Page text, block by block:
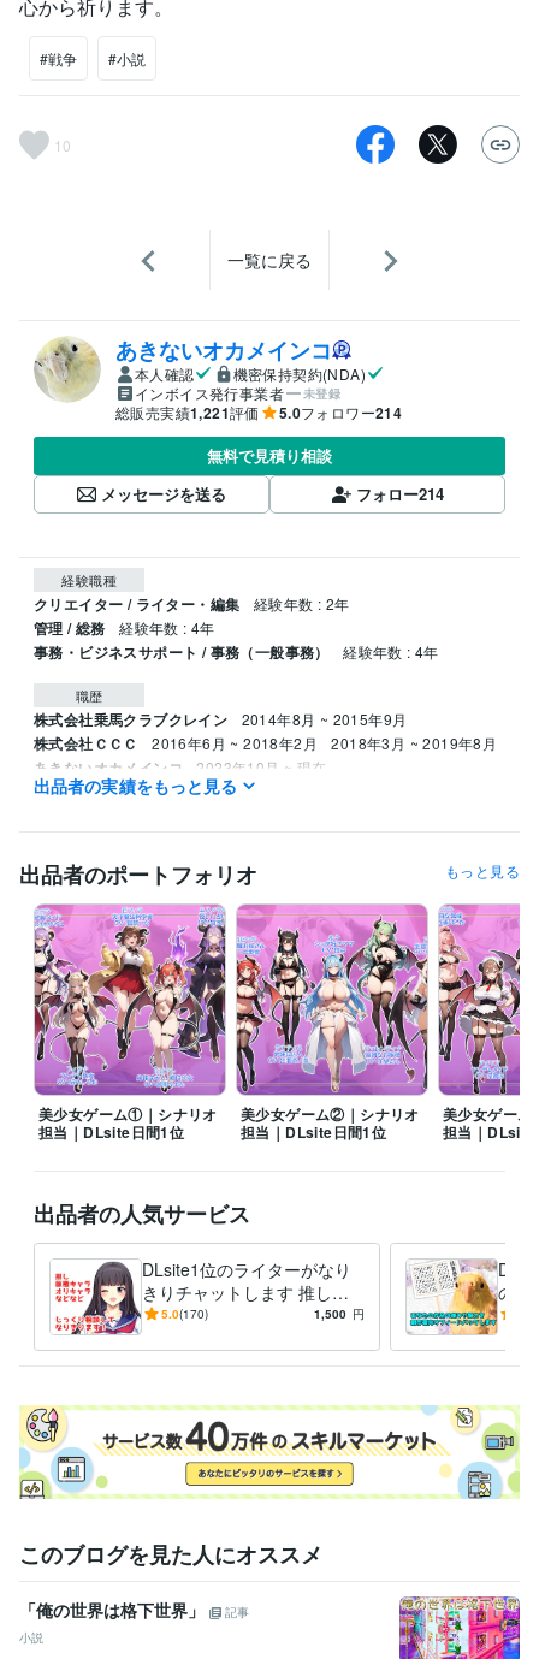
心から祈ります。
#戦争 #小説
10
一覧に戻る
あきないオカメインコ
本人確認
機密保持契約(NDA)
インボイス発行事業者
未登録
総販売実績1,221評価 5.0フォロワー214
無料で見積り相談
メッセージを送る
フォロー214
経験職種
クリエイター / ライター・編集 経験年数 : 2年
管理 / 総務 経験年数 : 4年
事務・ビジネスサポート / 事務（一般事務） 経験年数 : 4年
職歴
株式会社乗馬クラブクレイン 2014年8月 ~ 2015年9月
株式会社ＣＣＣ 2016年6月 ~ 2018年2月 2018年3月 ~ 2019年8月
あきないオカメインコ 2023年10月 ~ 現在
美少女小説(執筆協力)　ハーメルン日間ランキング　1位 シナリオ
CG作品　FANZA24時間ランキング2位
シナリオ担当美少女CG作
品　FANZA週間ランキング　6位 シナリオ担当美少女ゲーム　FANZ
A週間ランキング　3位 シナリオ担当美少女ゲーム　FANZA週間ラン
キング　7位 シナリオ担当美少女ゲーム　FANZA24時間ランキング1
0位 原作担当美少女漫画作品　FANZA24時間ランキング　8位 ココ
ナラコミュニケーション/自己啓発部門 1位 習慣化・セルフコントロ
ール/メンタリングランキング 1位 話し相手・愚痴聞き/共感・自分を
わかってほしい 1位 占い全般/西洋占星術/ユーモア＆辛口 1位
恋愛占
い/相性占い/西洋占星術/辛口 1位
占い全般/ルノルマンカード/辛口 1
位 占い全般/ルーン/ユーモア 1位 仕事運・仕事占い/適職才能鑑定/ユ
ーモア 1位
仕事運・仕事占い/適職才能鑑定/西洋占星術 2位
仕事運・
仕事占い/適職才能鑑定/辛口 2位
占い全般/ルノルマンカード/ユーモア
2位 ライティング・翻訳/シナリオ・台本・脚本制作おすすめ 3位
資格・検定
普通自動車第一種運転免許 取得年 : 2009年
プログラミング言語・フレームワーク
HTML:15年CSS:1年
ビジネス・クリエイティブツール
Excel:13年Google スプレッドシート:3年Google ドキュメント:3年
CLIP STUDIO PAINT:20年Audacity:1年
得意分野
ライティング・翻訳 ライティング
学歴
女子美術大学 2009年3月 ~ 2013年8月
語学力
英語
出品者の実績をもっと見る
出品者のポートフォリオ もっと見る
美少女ゲーム①｜シナリオ
担当｜DLsite日間1位
美少女ゲーム②｜シナリオ
担当｜DLsite日間1位
美少女ゲー
担当｜DLsite
出品者の人気サービス
DLsite1位のライターがなり
きりチャットします 推しに
なりきってご希望のシチュエ
♪
5.0(170) 1,500 円
の感
画・
このブログを見た人にオススメ
「俺の世界は格下世界」
記事
小説